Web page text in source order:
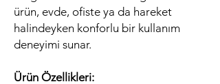
ürün, evde, ofiste ya da hareket
halindeyken konforlu bir kullanım
deneyimi sunar.
Ürün Özellikleri: